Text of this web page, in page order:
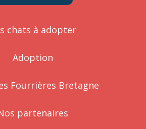
chats à adopter
Adoption
Fourrières Bretagne
partenaires